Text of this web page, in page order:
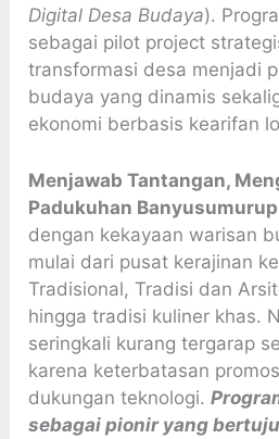
Digital Desa Budaya).
sebagai pilot project
transformasi desa menjadi
budaya yang dinamis
ekonomi berbasis kearifan
Menjawab Tantangan,
Padukuhan Banyusumurup
dengan kekayaan warisan
mulai dari pusat kerajinan
Tradisional, Tradisi dan
hingga tradisi kuliner khas.
seringkali kurang tergarap
karena keterbatasan
dukungan teknologi.
sebagai pionir yang